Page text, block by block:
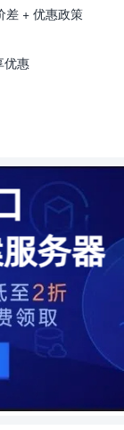
差 + 优惠政策
优惠